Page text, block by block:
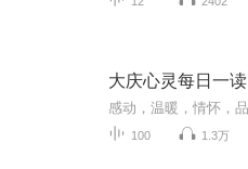
大庆心灵每日一读
100 1.3万